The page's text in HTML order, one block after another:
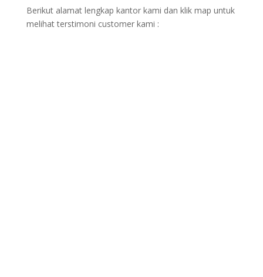
Berikut alamat lengkap kantor kami dan klik map untuk
melihat terstimoni customer kami :